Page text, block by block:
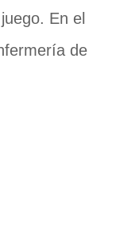
En el
de